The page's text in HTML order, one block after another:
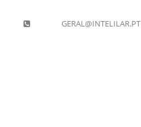
GERAL@INTELILAR.PT